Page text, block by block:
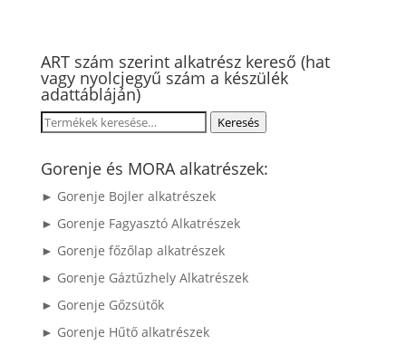
ART szám szerint alkatrész kereső (hat
vagy nyolcjegyű szám a készülék
adattábláján)
Keresés
következőre:
Keresés
Gorenje és MORA alkatrészek:
► Gorenje Bojler alkatrészek
► Gorenje Fagyasztó Alkatrészek
► Gorenje főzőlap alkatrészek
► Gorenje Gáztűzhely Alkatrészek
► Gorenje Gőzsütők
► Gorenje Hűtő alkatrészek